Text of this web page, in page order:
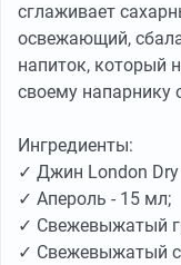
сглаживает
освежающий,
напиток, который
своему напарнику
Ингредиенты:
✓ Джин London Dry
✓ Апероль - 15 мл;
✓ Свежевыжатый
✓ Свежевыжатый